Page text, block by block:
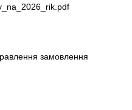
замовлення